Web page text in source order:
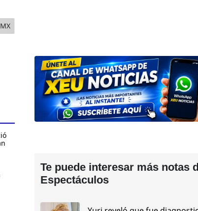
Te puede interesar más notas
Espectáculos